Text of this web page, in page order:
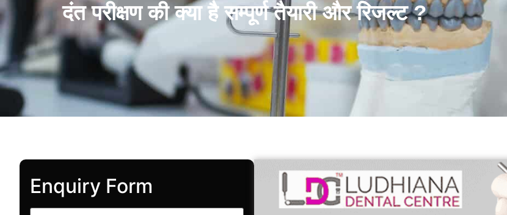
दंत परीक्षण की क्या है सम्पूर्ण तैयारी और रिजल्ट ?
Enquiry Form